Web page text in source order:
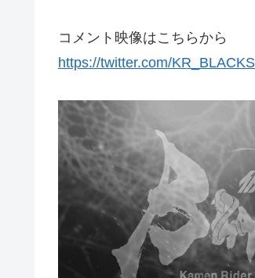
コメント映像はこちらから
https://twitter.com/